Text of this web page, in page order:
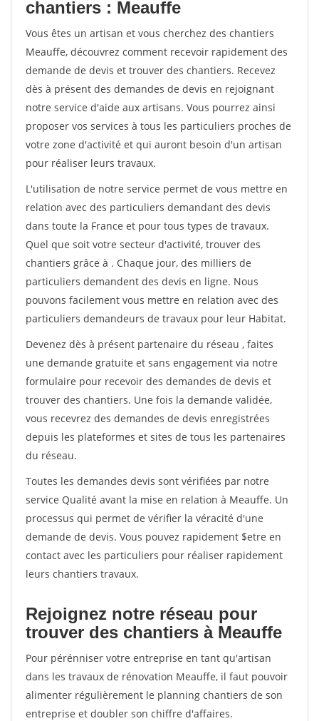
chantiers : Meauffe
Vous êtes un artisan et vous cherchez des chantiers
Meauffe, découvrez comment recevoir rapidement des
demande de devis et trouver des chantiers. Recevez
dès à présent des demandes de devis en rejoignant
notre service d'aide aux artisans. Vous pourrez ainsi
proposer vos services à tous les particuliers proches de
votre zone d'activité et qui auront besoin d'un artisan
pour réaliser leurs travaux.
L'utilisation de notre service permet de vous mettre en
relation avec des particuliers demandant des devis
dans toute la France et pour tous types de travaux.
Quel que soit votre secteur d'activité, trouver des
chantiers grâce à . Chaque jour, des milliers de
particuliers demandent des devis en ligne. Nous
pouvons facilement vous mettre en relation avec des
particuliers demandeurs de travaux pour leur Habitat.
Devenez dès à présent partenaire du réseau , faites
une demande gratuite et sans engagement via notre
formulaire pour recevoir des demandes de devis et
trouver des chantiers. Une fois la demande validée,
vous recevrez des demandes de devis enregistrées
depuis les plateformes et sites de tous les partenaires
du réseau.
Toutes les demandes devis sont vérifiées par notre
service Qualité avant la mise en relation à Meauffe. Un
processus qui permet de vérifier la véracité d'une
demande de devis. Vous pouvez rapidement $etre en
contact avec les particuliers pour réaliser rapidement
leurs chantiers travaux.
Rejoignez notre réseau pour
trouver des chantiers à Meauffe
Pour pérénniser votre entreprise en tant qu'artisan
dans les travaux de rénovation Meauffe, il faut pouvoir
alimenter régulièrement le planning chantiers de son
entreprise et doubler son chiffre d'affaires.